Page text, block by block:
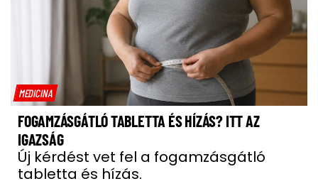
MEDICINA
FOGAMZÁSGÁTLÓ TABLETTA ÉS HÍZÁS? ITT AZ
IGAZSÁG
Új kérdést vet fel a fogamzásgátló
tabletta és hízás.